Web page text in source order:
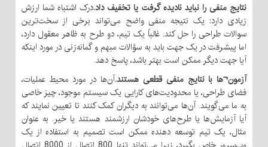
نتایج منفی را نباید نادیده گرفت یا تخفیف داد.درک اشتباه شما ارزش
زیادی دارد: یک نتیجه منفی واضح می‌تواند برخی از سخت‌ترین
سوالات طراحی را حل کند. غالباً یک تیم، دو طرح به ظاهر معقول دارد،
اما پیشرفت در یک جهت باید به سؤالات مبهم و گمانه‌زنی در مورد اینکه
آیا جهت دیگر ممکن است بهتر باشد، پاسخ دهد.
آزمون¬ها با نتایج منفی قطعی هستند.آن‌ها در مورد محیط عملیات،
فضای طراحی، یا محدودیت‌های کارایی یک سیستم موجود، چیز خاصی
به ما می‌گویند. آن‌ها می‌توانند به دیگران کمک کنند تا تعیین نمایند که
آیا آزمایش‌ها یا طرح‌های خودشان ارزشمند هستند یا خیر. به عنوان
مثال، یک تیم توسعه دهنده ممکن است تصمیم به استفاده از یک